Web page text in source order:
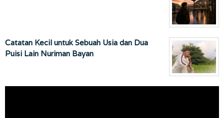
Catatan Kecil untuk Sebuah Usia dan Dua
Puisi Lain Nuriman Bayan